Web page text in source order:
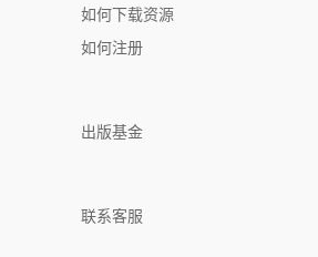
如何下载资源
如何注册
出版基金
联系客服